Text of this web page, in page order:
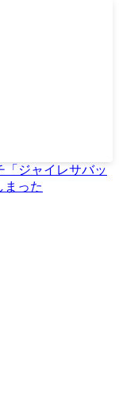
「ジャイレサバッ
まった